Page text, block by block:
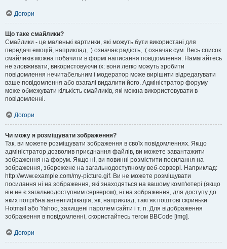
Догори
Що таке смайлики?
Смайлики - це маленькі картинки, які можуть бути використані для
передачі емоцій, наприклад, :) означає радість, :( означає сум. Весь список
смайликів можна побачити в формі написання повідомлення. Намагайтесь
не зловживати, використовуючи їх: вони легко можуть зробити
повідомлення нечитабельним і модератор може вирішити відредагувати
ваше повідомлення або взагалі видалити його. Адміністратор форуму
може обмежувати кількість смайликів, які можна використовувати в
повідомленні.
Догори
Чи можу я розміщувати зображення?
Так, ви можете розміщувати зображення в своїх повідомленнях. Якщо
адміністратор дозволив приєднання файлів, ви можете завантажити
зображення на форум. Якщо ні, ви повинні розмістити посилання на
зображення, збережене на загальнодоступному веб-сервері. Наприклад:
http://www.example.com/my-picture.gif. Ви не можете розміщувати
посилання ні на зображення, які знаходяться на вашому комп'ютері (якщо
він не є загальнодоступним сервером), ні на зображення, для доступу до
яких потрібна автентифікація, як, наприклад, такі як поштові скриньки
Hotmail або Yahoo, захищені паролем сайти і т. п. Для відображення
зображення в повідомленні, скористайтесь тегом BBCode [img].
Догори